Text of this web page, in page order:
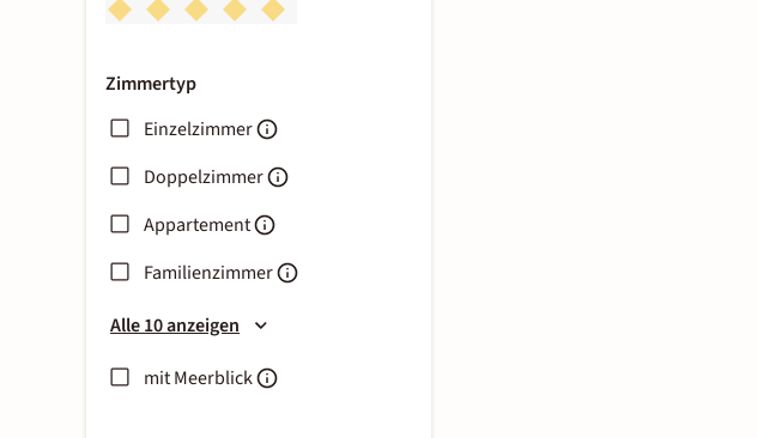
Zimmertyp
Einzelzimmer
Doppelzimmer
Appartement
Familienzimmer
Alle 10 anzeigen
mit Meerblick